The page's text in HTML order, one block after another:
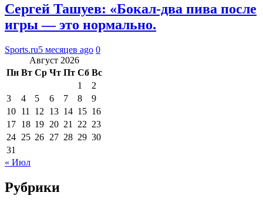
Сергей Ташуев: «Бокал-два пива после
игры — это нормально.
Sports.ru5 месяцев ago 0
Август 2026
Пн Вт Ср Чт Пт Сб Вс
1
2
3
4 5 6 7 8
9
10 11 12 13 14 15 16
17 18 19 20 21 22 23
24 25 26 27 28 29 30
31
« Июл
Рубрики